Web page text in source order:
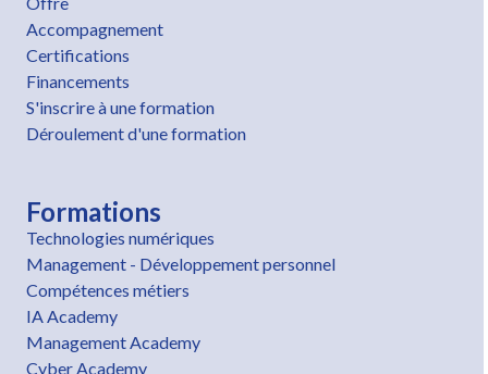
Accompagnement
Certifications
Financements
S'inscrire à une formation
Déroulement d'une formation
Formations
Technologies numériques
Management - Développement personnel
Compétences métiers
IA Academy
Management Academy
Cyber Academy